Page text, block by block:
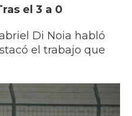
el 3 a 0
Di Noia habló
el trabajo que